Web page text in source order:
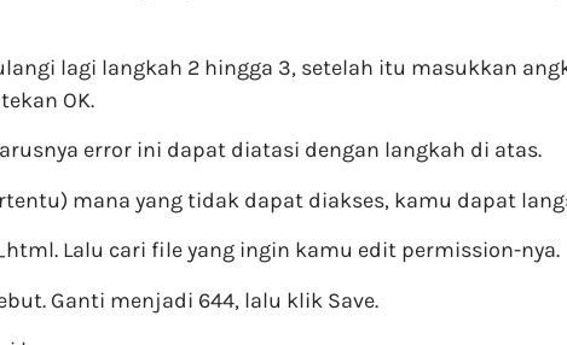
lagi langkah 2 hingga 3, setelah itu masukkan
OK.
error ini dapat diatasi dengan langkah di atas.
mana yang tidak dapat diakses, kamu dapat
Lalu cari file yang ingin kamu edit permission-nya.
Ganti menjadi 644, lalu klik Save.